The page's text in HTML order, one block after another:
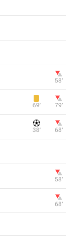
58‎’‎
69‎’‎ 79‎’‎
38‎’‎ 68‎’‎
58‎’‎
68‎’‎